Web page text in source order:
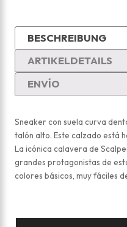
BESCHREIBUNG
ARTIKELDETAILS
ENVÍO
Sneaker con suela curva
talón alto. Este calzado está
La icónica calavera de
grandes protagonistas de
colores básicos, muy fáciles